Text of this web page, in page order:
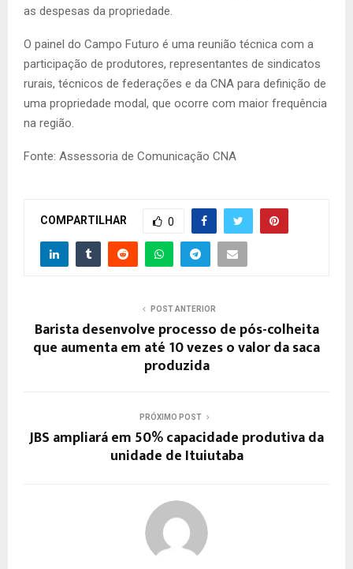
as despesas da propriedade.
O painel do Campo Futuro é uma reunião técnica com a
participação de produtores, representantes de sindicatos
rurais, técnicos de federações e da CNA para definição de
uma propriedade modal, que ocorre com maior frequência
na região.
Fonte: Assessoria de Comunicação CNA
COMPARTILHAR 0
POST ANTERIOR
Barista desenvolve processo de pós-colheita
que aumenta em até 10 vezes o valor da saca
produzida
PRÓXIMO POST
JBS ampliará em 50% capacidade produtiva da
unidade de Ituiutaba